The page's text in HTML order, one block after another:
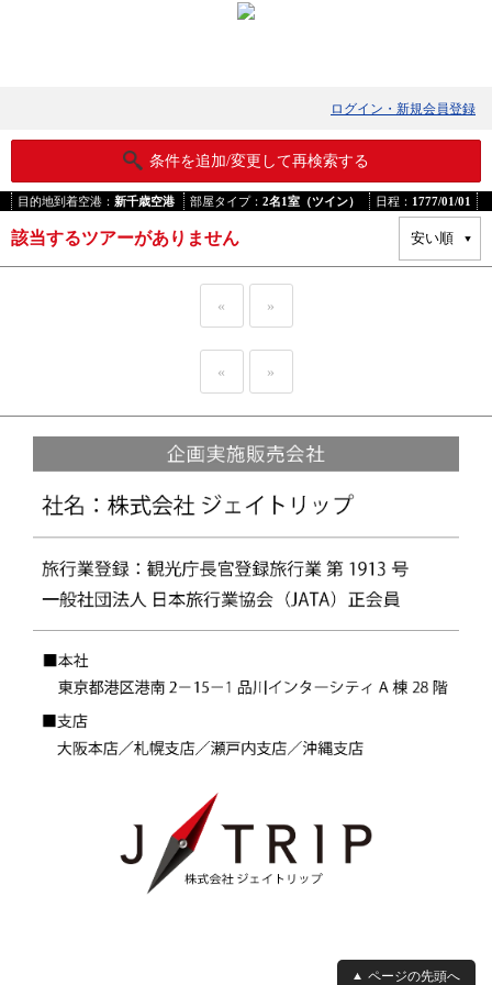
ログイン・新規会員登録
条件を追加/変更して再検索する
目的地到着空港： 新千歳空港 部屋タイプ： 2名1室（ツイン） 日程： 1777/01/01
該当するツアーがありません
« »
« »
ページの先頭へ